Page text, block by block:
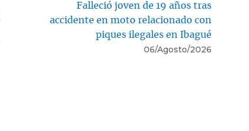
Falleció joven de 19 años tras
accidente en moto relacionado con
piques ilegales en Ibagué
06/Agosto/2026